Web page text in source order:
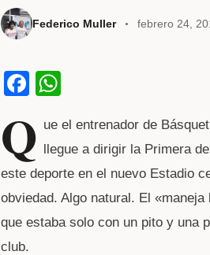
Federico Muller febrero 24,
F
c
e
b
o
o
at
s
A
p
p
Q ue el entrenador de
llegue a dirigir la Primera
este deporte en el nuevo Estadio
obviedad. Algo natural. El
que estaba solo con un pito y una
club.